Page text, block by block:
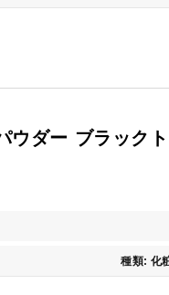
ウダー ブラック
種類: 化